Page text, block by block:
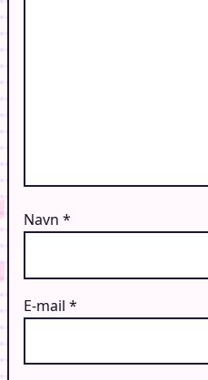
Navn *
E-mail *